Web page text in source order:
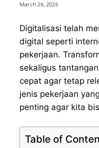
March 26, 2026
Digitalisasi telah
digital seperti
pekerjaan.
sekaligus
cepat agar tetap
jenis pekerjaan
penting agar kita
Table of